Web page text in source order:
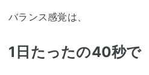
バランス感覚は、
1日たったの40秒で